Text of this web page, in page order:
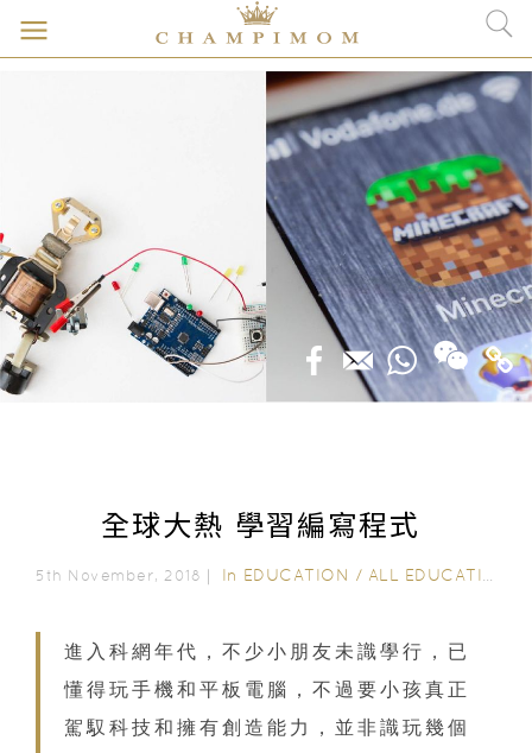
全球大熱 學習編寫程式
5th November, 2018｜ In EDUCATION / ALL EDUCATION
進入科網年代，不少小朋友未識學行，已
懂得玩手機和平板電腦，不過要小孩真正
駕馭科技和擁有創造能力，並非識玩幾個